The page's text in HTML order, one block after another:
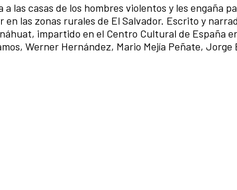
las casas de los hombres violentos y les engaña
las zonas rurales de El Salvador. Escrito y
impartido en el Centro Cultural de España
Werner Hernández, Mario Mejía Peñate,